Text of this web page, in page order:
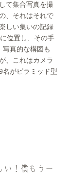
て集合写真を撮
、それはそれで
しい集いの記録
位置し、その手
写真的な構図も
、これはカメラ
名がピラミッド型
い！僕もう一